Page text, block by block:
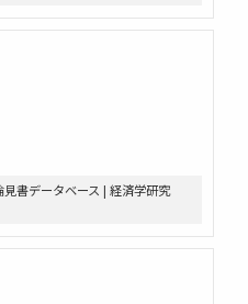
書データベース | 経済学研究